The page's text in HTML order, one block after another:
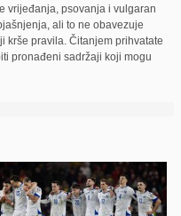
vrijeđanja, psovanja i vulgaran
ali to ne obavezuje
krše pravila. Čitanjem prihvatate
pronađeni sadržaji koji mogu